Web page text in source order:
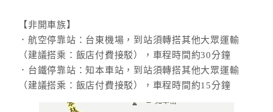
【非開車族】
．航空停靠站：台東機場，到站須轉搭其他大眾運輸
（建議搭乘：飯店付費接駁），車程時間約30分鐘
．台鐵停靠站：知本車站，到站須轉搭其他大眾運輸
（建議搭乘：飯店付費接駁），車程時間約15分鐘